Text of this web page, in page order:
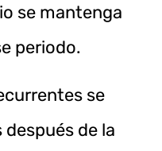
se mantenga
periodo.
se
de la